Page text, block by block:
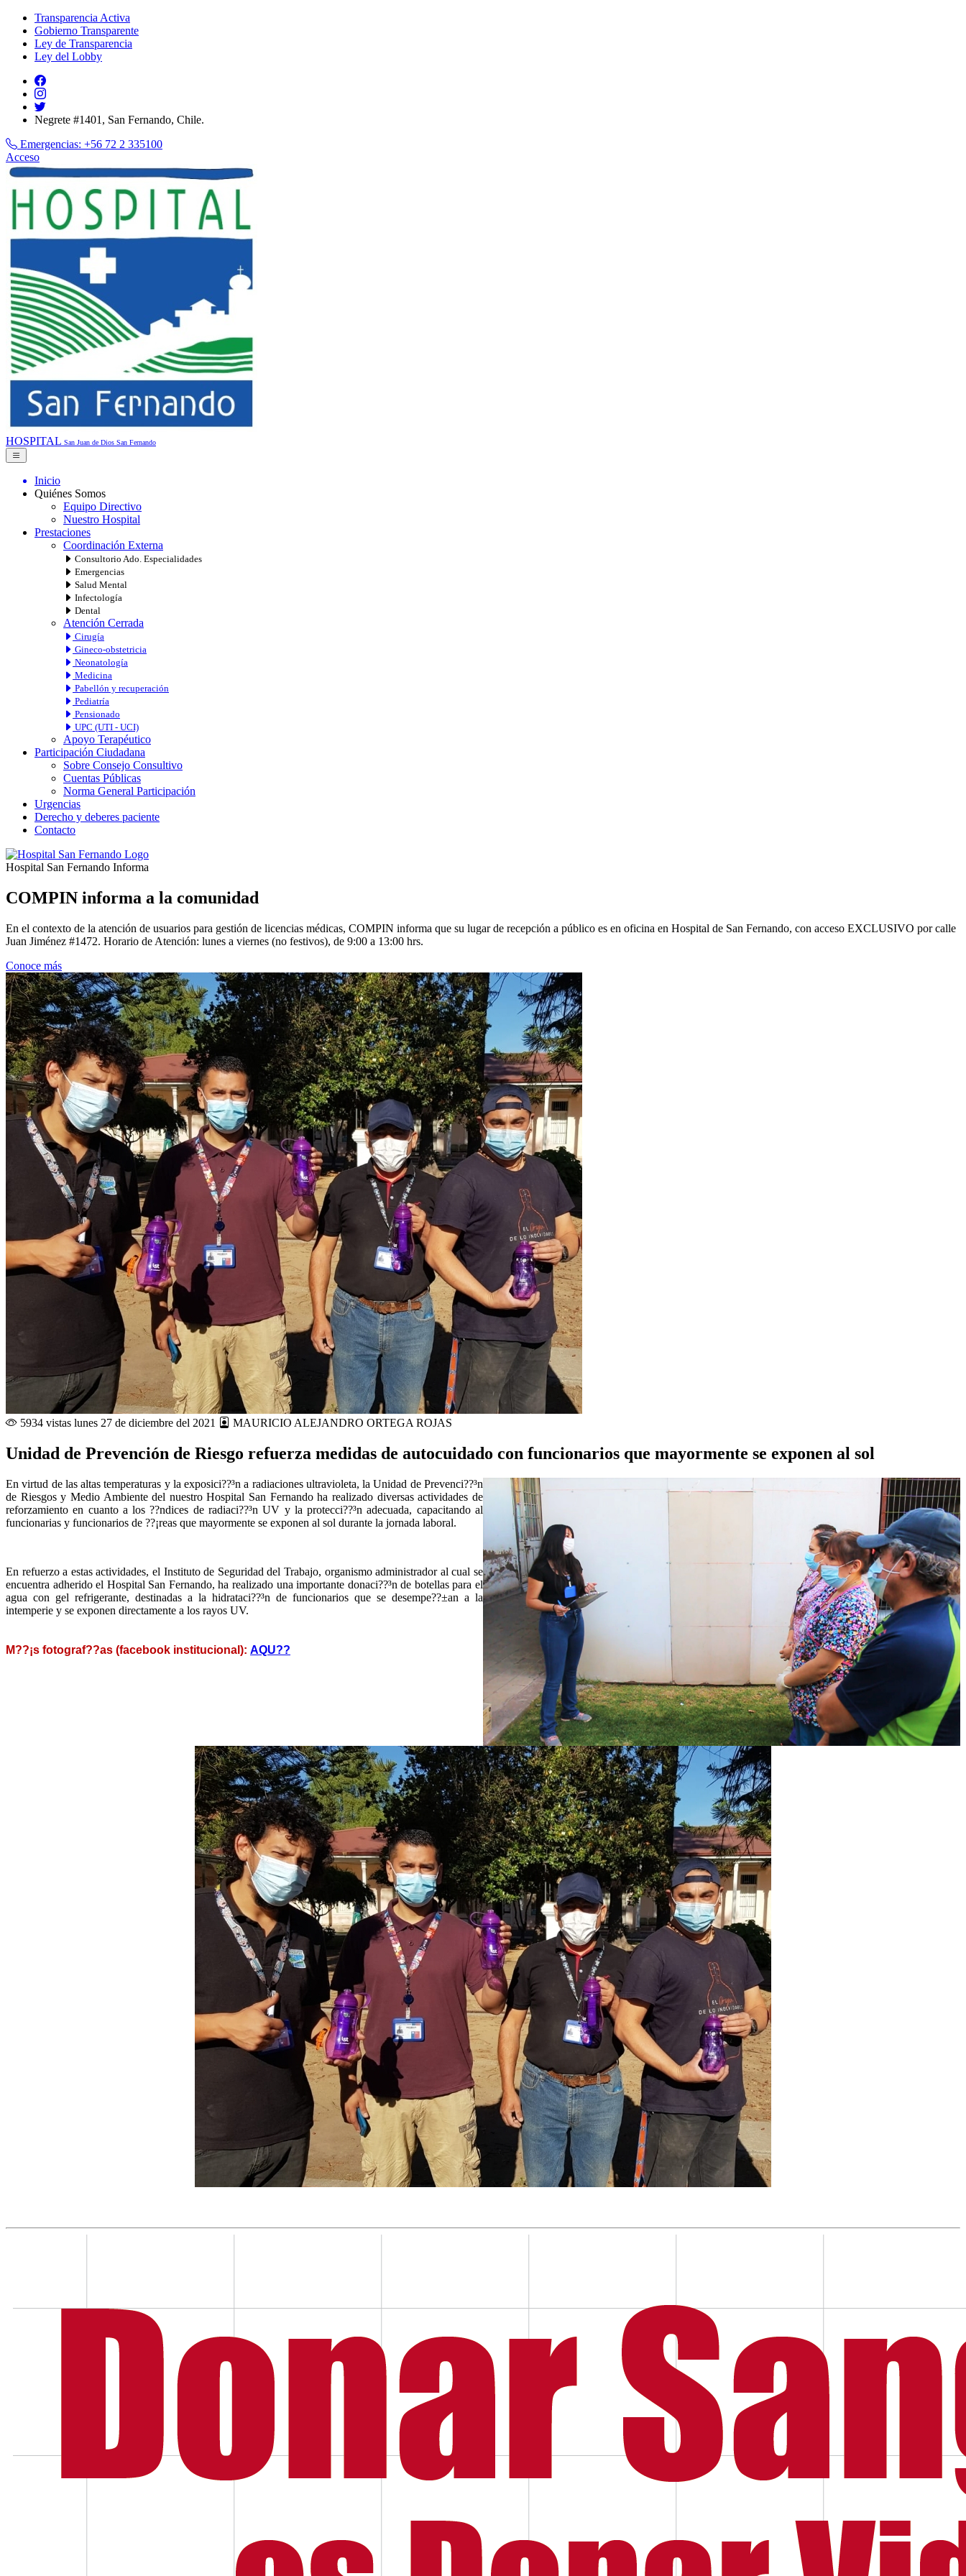
Transparencia Activa
Gobierno Transparente
Ley de Transparencia
Ley del Lobby
Negrete #1401, San Fernando, Chile.
Emergencias: +56 72 2 335100
Acceso
HOSPITAL San Juan de Dios San Fernando
Inicio
Quiénes Somos
Equipo Directivo
Nuestro Hospital
Prestaciones
Coordinación Externa
Consultorio Ado. Especialidades
Emergencias
Salud Mental
Infectología
Dental
Atención Cerrada
Cirugía
Gineco-obstetricia
Neonatología
Medicina
Pabellón y recuperación
Pediatría
Pensionado
UPC (UTI - UCI)
Apoyo Terapéutico
Participación Ciudadana
Sobre Consejo Consultivo
Cuentas Públicas
Norma General Participación
Urgencias
Derecho y deberes paciente
Contacto
Hospital San Fernando Informa
COMPIN informa a la comunidad
En el contexto de la atención de usuarios para gestión de licencias médicas, COMPIN informa que su lugar de recepción a público es en oficina en Hospital de San Fernando, con acceso EXCLUSIVO por calle
Juan Jiménez #1472. Horario de Atención: lunes a viernes (no festivos), de 9:00 a 13:00 hrs.
Conoce más
5934 vistas lunes 27 de diciembre del 2021 MAURICIO ALEJANDRO ORTEGA ROJAS
Unidad de Prevención de Riesgo refuerza medidas de autocuidado con funcionarios que mayormente se exponen al sol
En virtud de las altas temperaturas y la exposici??³n a radiaciones ultravioleta, la Unidad de Prevenci??³n
de Riesgos y Medio Ambiente del nuestro Hospital San Fernando ha realizado diversas actividades de
reforzamiento en cuanto a los ??­ndices de radiaci??³n UV y la protecci??³n adecuada, capacitando al
funcionarias y funcionarios de ??¡reas que mayormente se exponen al sol durante la jornada laboral.
En refuerzo a estas actividades, el Instituto de Seguridad del Trabajo, organismo administrador al cual se
encuentra adherido el Hospital San Fernando, ha realizado una importante donaci??³n de botellas para el
agua con gel refrigerante, destinadas a la hidrataci??³n de funcionarios que se desempe??±an a la
intemperie y se exponen directamente a los rayos UV.
M??¡s fotograf??­as (facebook institucional): AQU??